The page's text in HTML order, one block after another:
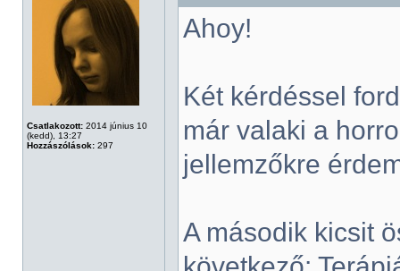
Csatlakozott: 2014 június 10
(kedd), 13:27
Hozzászólások: 297
Ahoy!
Két kérdéssel
már valaki a
jellemzőkre
A második kicsit